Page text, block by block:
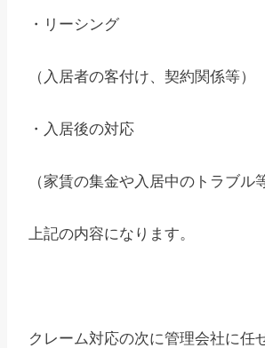
・リーシング
（入居者の客付け、契約関係等）
・入居後の対応
（家賃の集金や入居中のトラブル
上記の内容になります。
クレーム対応の次に管理会社に任